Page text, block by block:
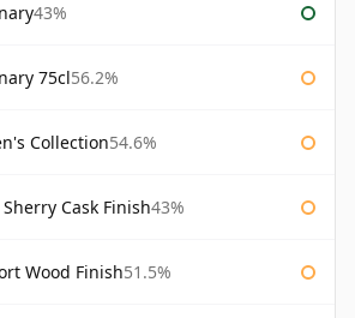
43%
75cl56.2%
Collection54.6%
Cask Finish43%
Wood Finish51.5%